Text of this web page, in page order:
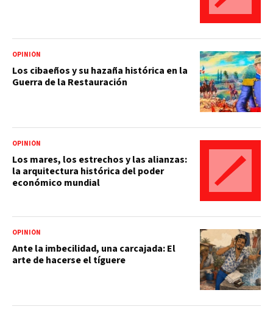
OPINIÓN
Los cibaeños y su hazaña histórica en la
Guerra de la Restauración
OPINIÓN
Los mares, los estrechos y las alianzas:
la arquitectura histórica del poder
económico mundial
OPINIÓN
Ante la imbecilidad, una carcajada: El
arte de hacerse el tíguere